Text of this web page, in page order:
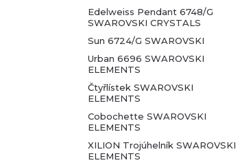
Edelweiss Pendant 6748/G
SWAROVSKI CRYSTALS
Sun 6724/G SWAROVSKI
Urban 6696 SWAROVSKI
ELEMENTS
Čtyřlístek SWAROVSKI
ELEMENTS
Cobochette SWAROVSKI
ELEMENTS
XILION Trojúhelník SWAROVSKI
ELEMENTS